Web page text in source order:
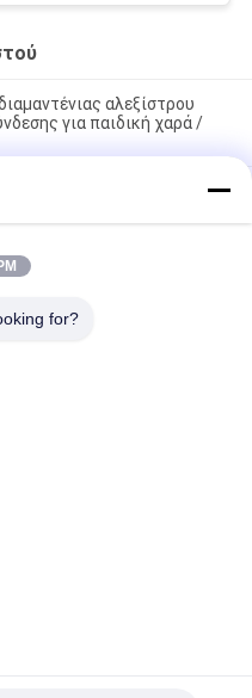
αλεξίστρου
για παιδική χαρά /
Roll Tennis Court
σκόνη ψεκασμένο PVC
φράχτη κυκλώνας
for?